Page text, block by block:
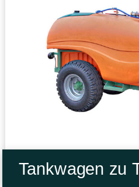
Tankwagen zu